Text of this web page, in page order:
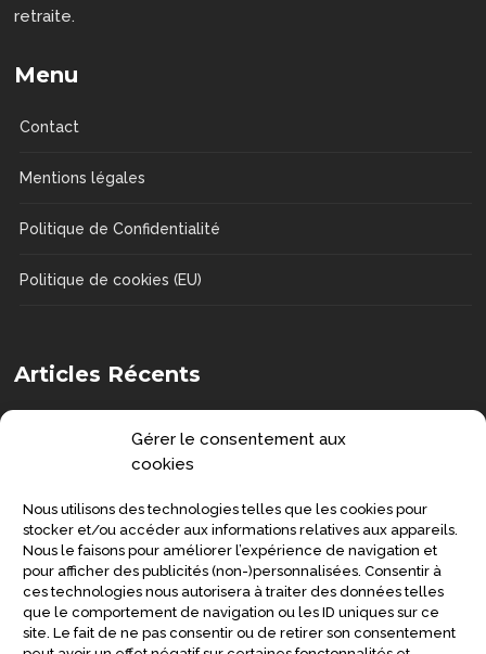
Gérer le consentement aux
cookies
Nous utilisons des technologies telles que les cookies pour
stocker et/ou accéder aux informations relatives aux appareils.
Nous le faisons pour améliorer l’expérience de navigation et
pour afficher des publicités (non-)personnalisées. Consentir à
ces technologies nous autorisera à traiter des données telles
que le comportement de navigation ou les ID uniques sur ce
site. Le fait de ne pas consentir ou de retirer son consentement
retraite.
Menu
Contact
Mentions légales
Politique de Confidentialité
Politique de cookies (EU)
Articles Récents
Senior : prévenir la grippe et préserver
sa santé
SANTÉ
Symptômes de la maladie de